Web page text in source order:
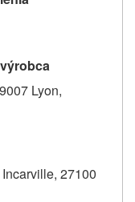
Lyon,
27100